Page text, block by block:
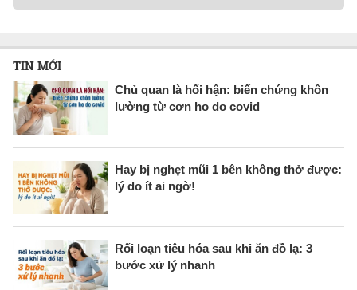
TIN MỚI
Chủ quan là hối hận: biến chứng khôn
lường từ cơn ho do covid
Hay bị nghẹt mũi 1 bên không thở được:
lý do ít ai ngờ!
Rối loạn tiêu hóa sau khi ăn đồ lạ: 3
bước xử lý nhanh